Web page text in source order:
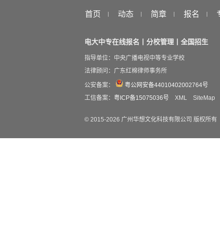
首页 动态 简章 报名
电大中专在线报名丨分校管理丨全国招生
指导单位：中央广播电视中等专业学校
法律顾问：广东红棉律师事务所
公安备案：
粤公网安备44010402002764号
工信备案： 粤ICP备15075036号 XML SiteMap
© 2015-2026 广州华想文化科技有限公司 版权所有